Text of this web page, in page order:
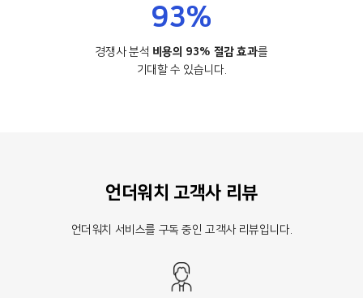
93%
경쟁사 분석 비용의 93% 절감 효과를
기대할 수 있습니다.
언더워치 고객사 리뷰
언더워치 서비스를 구독 중인 고객사 리뷰입니다.